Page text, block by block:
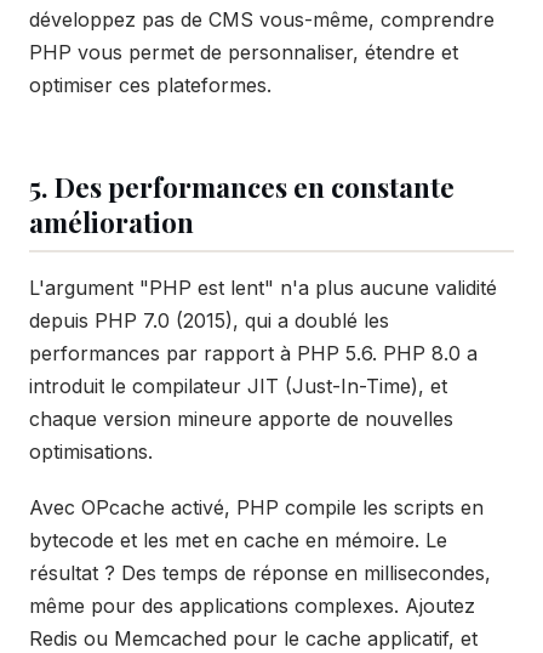
développez pas de CMS vous-même, comprendre
PHP vous permet de personnaliser, étendre et
optimiser ces plateformes.
5. Des performances en constante
amélioration
L'argument "PHP est lent" n'a plus aucune validité
depuis PHP 7.0 (2015), qui a doublé les
performances par rapport à PHP 5.6. PHP 8.0 a
introduit le compilateur JIT (Just-In-Time), et
chaque version mineure apporte de nouvelles
optimisations.
Avec OPcache activé, PHP compile les scripts en
bytecode et les met en cache en mémoire. Le
résultat ? Des temps de réponse en millisecondes,
même pour des applications complexes. Ajoutez
Redis ou Memcached pour le cache applicatif, et